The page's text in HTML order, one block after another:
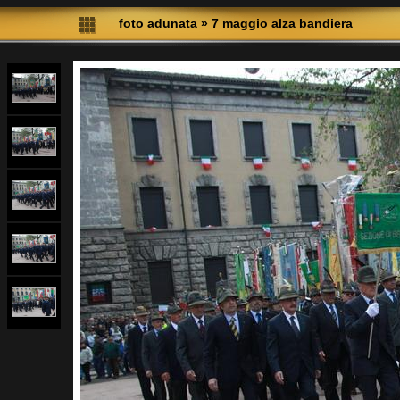
foto adunata » 7 maggio alza bandiera